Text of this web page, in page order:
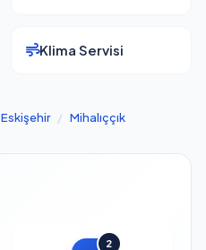
Klima Servisi
Eskişehir / Mihalıççık
2